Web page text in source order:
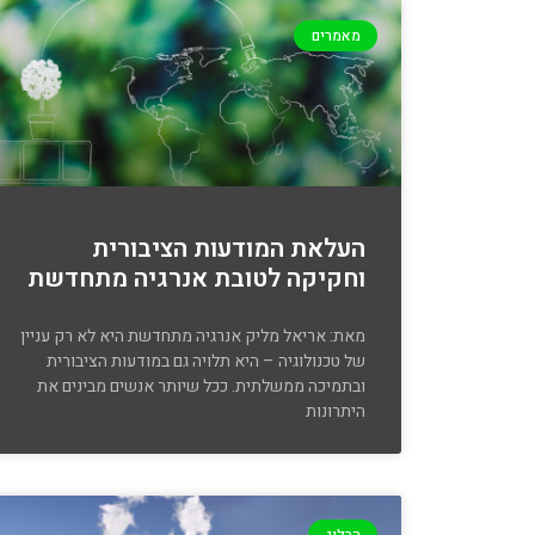
מאמרים
העלאת המודעות הציבורית
וחקיקה לטובת אנרגיה מתחדשת
מאת: אריאל מליק אנרגיה מתחדשת היא לא רק עניין
של טכנולוגיה – היא תלויה גם במודעות הציבורית
ובתמיכה ממשלתית. ככל שיותר אנשים מבינים את
היתרונות